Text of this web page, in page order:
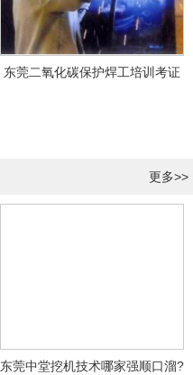
东莞二氧化碳保护焊工培训考证
更多>>
东莞中堂挖机技术哪家强顺口溜?